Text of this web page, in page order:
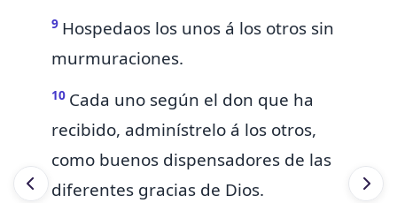
9 Hospedaos los unos á los otros sin
murmuraciones.
10 Cada uno según el don que ha
recibido, adminístrelo á los otros,
como buenos dispensadores de las
diferentes gracias de Dios.